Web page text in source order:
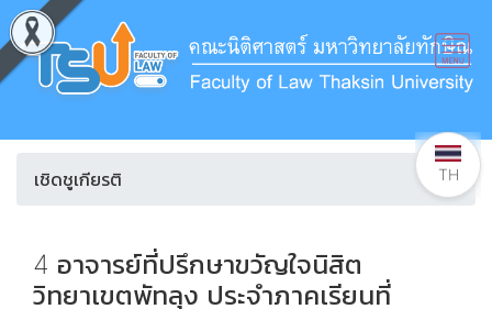
เชิดชูเกียรติ
4 อาจารย์ที่ปรึกษาขวัญใจนิสิต
วิทยาเขตพัทลุง ประจำภาคเรียนที่
TH